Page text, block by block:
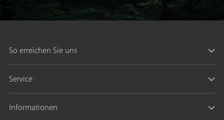
So erreichen Sie uns
Service
Informationen